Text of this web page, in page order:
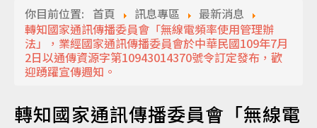
代表會
你目前位置: 首頁 訊息專區
最新消息
轉知國家通訊傳播委員會「無線電頻率使用管理辦
法」，業經國家通訊傳播委員會於中華民國109年7月
2日以通傳資源字第10943014370號令訂定發布，歡
迎踴躍宣傳週知。
轉知國家通訊傳播委員會「無線電